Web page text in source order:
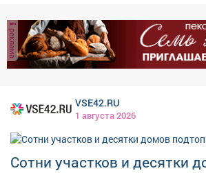
Специалисты традиционно
больше отдыхать, избегать стрессов
воды. Метеозависимым людям стоит
внимательными к своему
реклама
VSE42.RU
1 августа 2026
Сотни участков и десятки